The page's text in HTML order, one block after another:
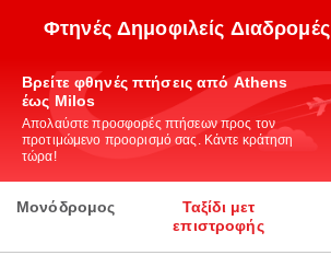
Φτηνές Δημοφιλείς Διαδρομές
Βρείτε φθηνές πτήσεις από Athens
έως Milos
Απολαύστε προσφορές πτήσεων προς τον
προτιμώμενο προορισμό σας. Κάντε κράτηση
τώρα!
Μονόδρομος
Ταξίδι μετ
επιστροφής